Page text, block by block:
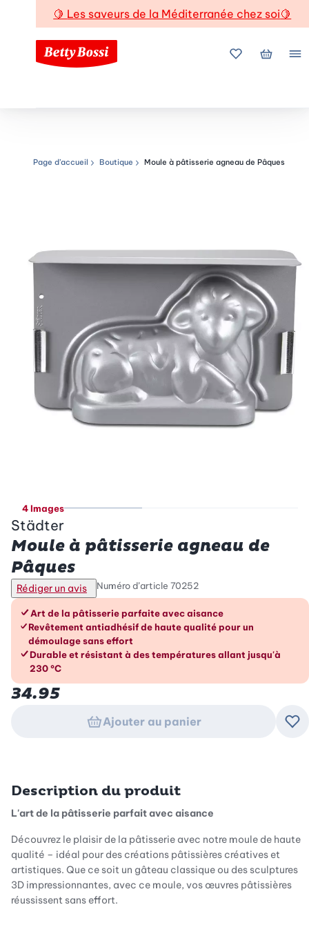
🍋 Les saveurs de la Méditerranée chez soi🍋
Mes favoris
Mon
Chemin de navigation
Page d’accueil Boutique Moule à pâtisserie agneau de Pâques
4 Images
Städter
Moule à pâtisserie agneau de
Pâques
Rédiger un avis Numéro d’article 70252
Les avantages en un coup d’œil
Art de la pâtisserie parfaite avec aisance
Revêtement antiadhésif de haute qualité pour un
démoulage sans effort
Durable et résistant à des températures allant jusqu'à
230 °C
34.95
Ajouter au panier
Description du produit
L'art de la pâtisserie parfait avec aisance
Découvrez le plaisir de la pâtisserie avec notre moule de haute
qualité – idéal pour des créations pâtissières créatives et
artistiques. Que ce soit un gâteau classique ou des sculptures
3D impressionnantes, avec ce moule, vos œuvres pâtissières
réussissent sans effort.